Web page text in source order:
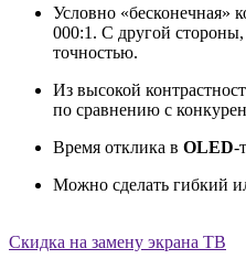
Условно «бесконечная»
000:1. С другой стороны,
точностью.
Из высокой
по сравнению с
Время отклика в OLED-
Можно сделать гибкий
Скидка на замену экрана ТВ